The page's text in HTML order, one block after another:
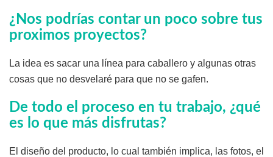
¿Nos podrías contar un poco sobre tus
proximos proyectos?
La idea es sacar una línea para caballero y algunas otras
cosas que no desvelaré para que no se gafen.
De todo el proceso en tu trabajo, ¿qué
es lo que más disfrutas?
El diseño del producto, lo cual también implica, las fotos, el